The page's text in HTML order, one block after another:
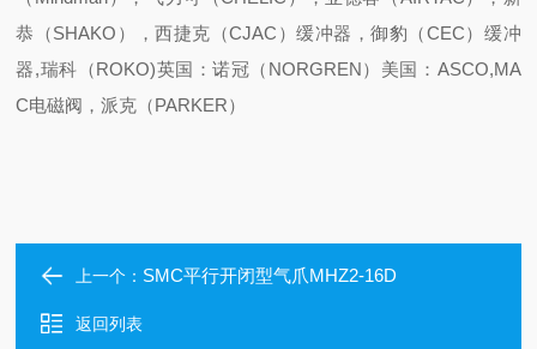
恭（SHAKO），西捷克（CJAC）缓冲器，御豹（CEC）缓冲
器,瑞科（ROKO)英国：诺冠（NORGREN） 美国：ASCO,MA
C电磁阀，派克（PARKER）
上一个： SMC平行开闭型气爪MHZ2-16D
返回列表